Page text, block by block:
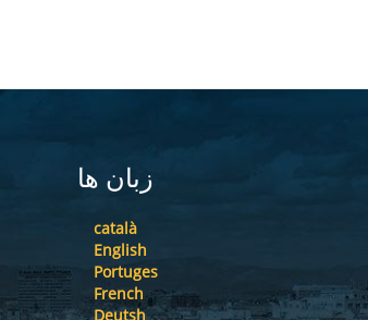
زبان ها
català
English
Portuges
French
Deutsh